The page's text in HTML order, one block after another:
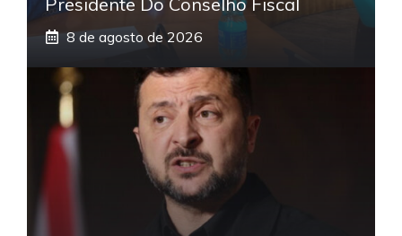
8 de agosto de 2026